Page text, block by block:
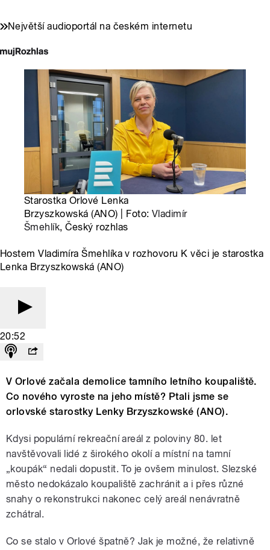
Největší audioportál na českém internetu
Starostka Orlové Lenka
Brzyszkowská (ANO) | Foto: Vladimír
Šmehlík, Český rozhlas
Hostem Vladimíra Šmehlíka v rozhovoru K věci je starostka
Lenka Brzyszkowská (ANO)
20:52
V Orlové začala demolice tamního letního koupaliště.
Co nového vyroste na jeho místě? Ptali jsme se
orlovské starostky Lenky Brzyszkowské (ANO).
Kdysi populární rekreační areál z poloviny 80. let
navštěvovali lidé z širokého okolí a místní na tamní
„koupák“ nedali dopustit. To je ovšem minulost. Slezské
město nedokázalo koupaliště zachránit a i přes různé
snahy o rekonstrukci nakonec celý areál nenávratně
zchátral.
Co se stalo v Orlové špatně? Jak je možné, že relativně